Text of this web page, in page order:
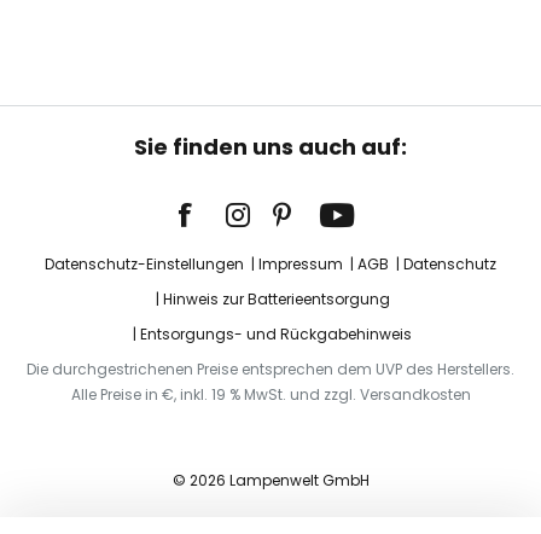
Sie finden uns auch auf:
Datenschutz-Einstellungen Impressum AGB
Datenschutz
Hinweis zur Batterieentsorgung
Entsorgungs- und Rückgabehinweis
Die durchgestrichenen Preise entsprechen dem UVP des Herstellers.
Alle Preise in €, inkl. 19 % MwSt. und zzgl. Versandkosten
© 2026 Lampenwelt GmbH